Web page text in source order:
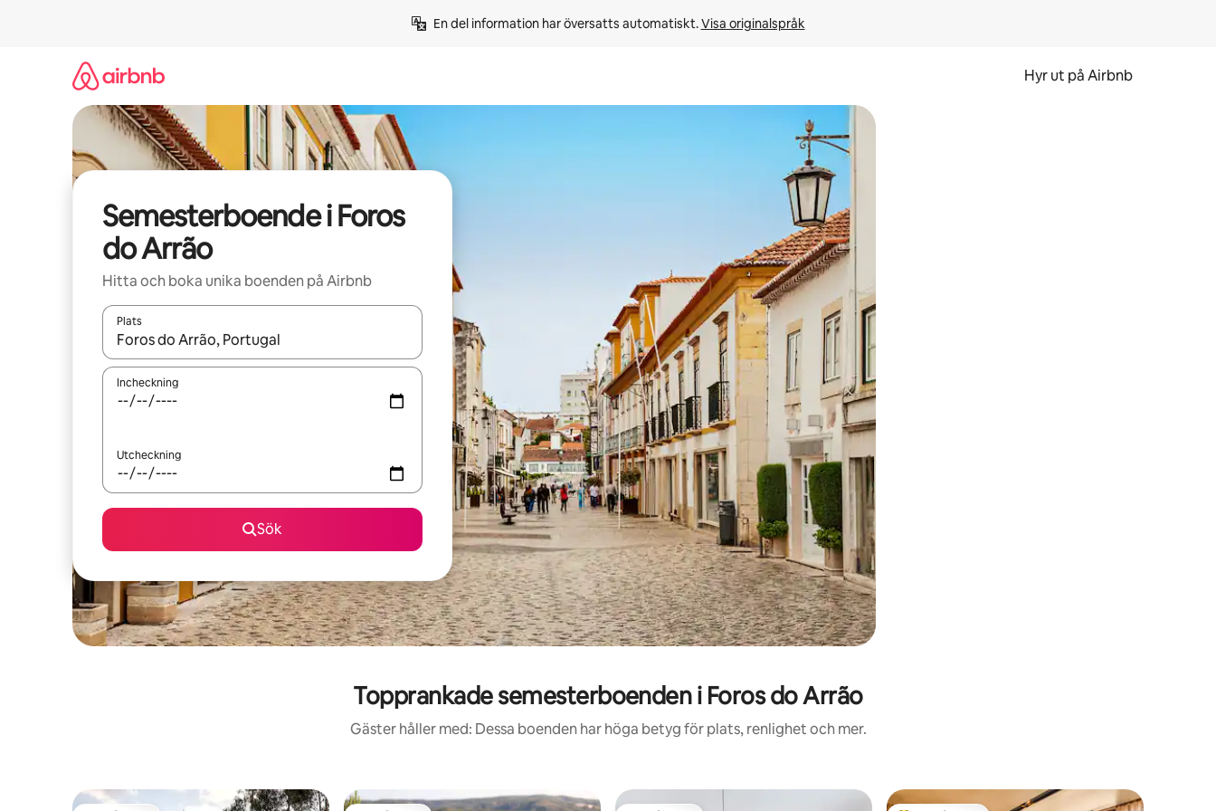
En del information har översatts automatiskt. Visa originalspråk
Hyr ut på Airbnb
Semesterboende i Foros
do Arrão
Hitta och boka unika boenden på Airbnb
Plats
När resultaten är tillgängliga kan du navigera med upp- och nedåtpilarna eller utforska genom att trycka eller svepa.
Incheckning
Utcheckning
Sök
Topprankade semesterboenden i Foros do Arrão
Gäster håller med: Dessa boenden har höga betyg för plats, renlighet och mer.